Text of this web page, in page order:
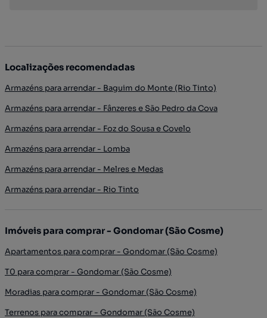
Localizações recomendadas
Armazéns para arrendar - Baguim do Monte (Rio Tinto)
Armazéns para arrendar - Fânzeres e São Pedro da Cova
Armazéns para arrendar - Foz do Sousa e Covelo
Armazéns para arrendar - Lomba
Armazéns para arrendar - Melres e Medas
Armazéns para arrendar - Rio Tinto
Imóveis para comprar - Gondomar (São Cosme)
Apartamentos para comprar - Gondomar (São Cosme)
T0 para comprar - Gondomar (São Cosme)
Moradias para comprar - Gondomar (São Cosme)
Terrenos para comprar - Gondomar (São Cosme)